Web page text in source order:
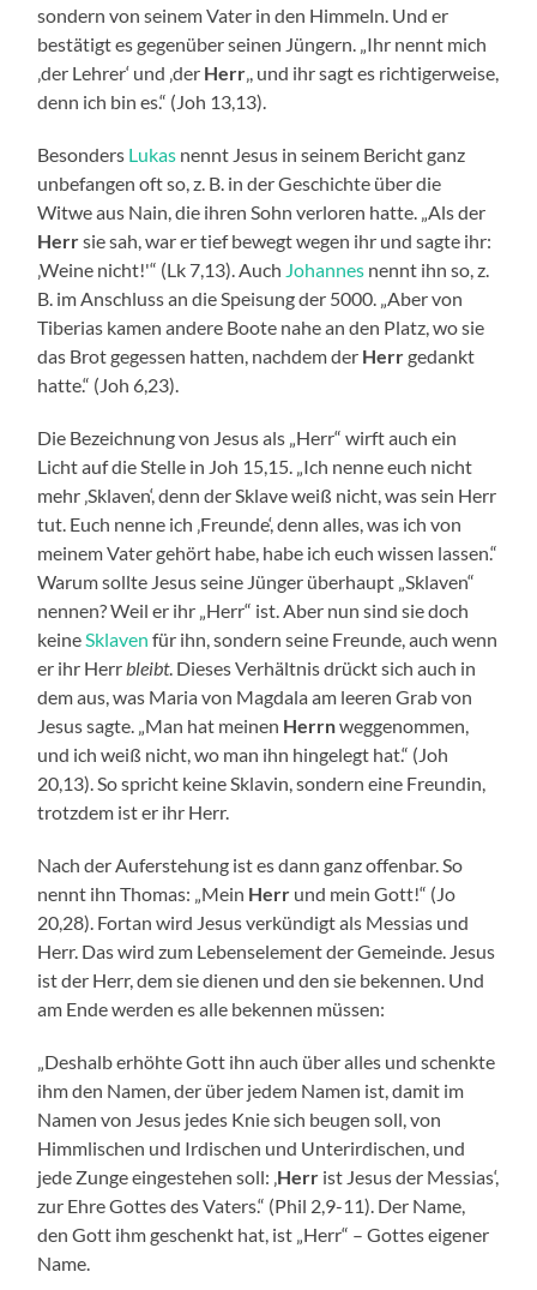
sondern von seinem Vater in den Himmeln. Und er
bestätigt es gegenüber seinen Jüngern. „Ihr nennt mich
‚der Lehrer‘ und ‚der Herr‚, und ihr sagt es richtigerweise,
denn ich bin es.“ (Joh 13,13).
Besonders Lukas nennt Jesus in seinem Bericht ganz
unbefangen oft so, z. B. in der Geschichte über die
Witwe aus Nain, die ihren Sohn verloren hatte. „Als der
Herrsie sah, war er tief bewegt wegen ihr und sagte ihr:
‚Weine nicht!'“ (Lk 7,13). Auch Johannes nennt ihn so, z.
B. im Anschluss an die Speisung der 5000. „Aber von
Tiberias kamen andere Boote nahe an den Platz, wo sie
das Brot gegessen hatten, nachdem der Herrgedankt
hatte.“ (Joh 6,23).
Die Bezeichnung von Jesus als „Herr“ wirft auch ein
Licht auf die Stelle in Joh 15,15. „Ich nenne euch nicht
mehr ‚Sklaven‘, denn der Sklave weiß nicht, was sein Herr
tut. Euch nenne ich ‚Freunde‘, denn alles, was ich von
meinem Vater gehört habe, habe ich euch wissen lassen.“
Warum sollte Jesus seine Jünger überhaupt „Sklaven“
nennen? Weil er ihr „Herr“ ist. Aber nun sind sie doch
keineSklaven für ihn, sondern seine Freunde, auch wenn
er ihr Herrbleibt. Dieses Verhältnis drückt sich auch in
dem aus, was Maria von Magdala am leeren Grab von
Jesus sagte. „Man hat meinen Herrnweggenommen,
und ich weiß nicht, wo man ihn hingelegt hat.“ (Joh
20,13). So spricht keine Sklavin, sondern eine Freundin,
trotzdem ist er ihr Herr.
Nach der Auferstehung ist es dann ganz offenbar. So
nennt ihn Thomas: „Mein Herr und mein Gott!“ (Jo
20,28). Fortan wird Jesus verkündigt als Messias und
Herr. Das wird zum Lebenselement der Gemeinde. Jesus
ist der Herr, dem sie dienen und den sie bekennen. Und
am Ende werden es alle bekennen müssen:
„Deshalb erhöhte Gott ihn auch über alles und schenkte
ihm den Namen, der über jedem Namen ist, damit im
Namen von Jesus jedes Knie sich beugen soll, von
Himmlischen und Irdischen und Unterirdischen, und
jede Zunge eingestehen soll: ‚Herr ist Jesus der Messias‘,
zur Ehre Gottes des Vaters.“ (Phil 2,9-11). Der Name,
den Gott ihm geschenkt hat, ist „Herr“ – Gottes eigener
Name.